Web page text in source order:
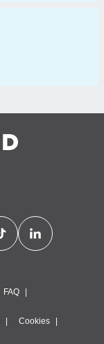
FAQ
Cookies